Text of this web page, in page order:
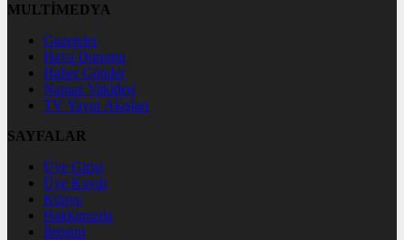
MULTİMEDYA
Gazeteler
Hava Durumu
Haber Gönder
Namaz Vakitleri
TV Yayın Akışları
SAYFALAR
Üye Girişi
Üye Kaydı
Künye
Hakkımızda
İletişim